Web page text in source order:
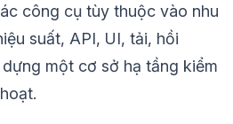
công cụ tùy thuộc vào nhu
suất, API, UI, tải, hồi
một cơ sở hạ tầng kiểm